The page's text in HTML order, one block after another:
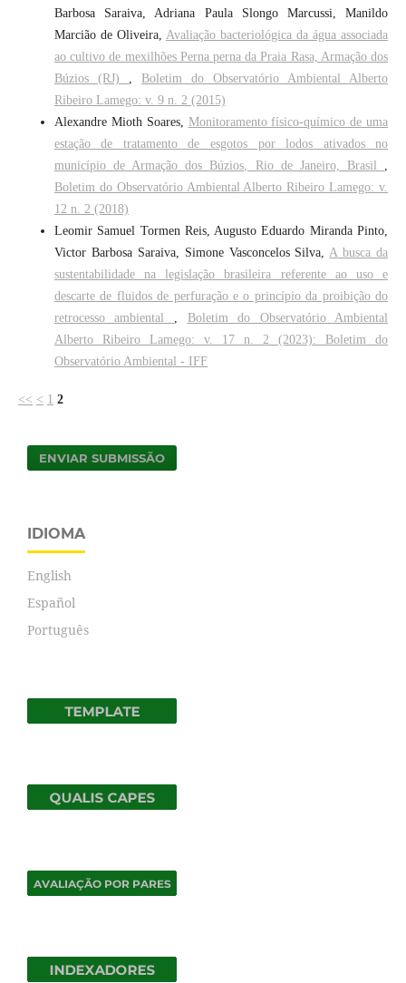
Barbosa Saraiva, Adriana Paula Slongo Marcussi, Manildo
Marcião de Oliveira, Avaliação bacteriológica da água associada
ao cultivo de mexilhões Perna perna da Praia Rasa, Armação dos
Búzios (RJ) , Boletim do Observatório Ambiental Alberto
Ribeiro Lamego: v. 9 n. 2 (2015)
Alexandre Mioth Soares, Monitoramento físico-químico de uma
estação de tratamento de esgotos por lodos ativados no
município de Armação dos Búzios, Rio de Janeiro, Brasil ,
Boletim do Observatório Ambiental Alberto Ribeiro Lamego: v.
12 n. 2 (2018)
Leomir Samuel Tormen Reis, Augusto Eduardo Miranda Pinto,
Victor Barbosa Saraiva, Simone Vasconcelos Silva,A busca da
sustentabilidade na legislação brasileira referente ao uso e
descarte de fluidos de perfuração e o princípio da proibição do
retrocesso ambiental , Boletim do Observatório Ambiental
Alberto Ribeiro Lamego: v. 17 n. 2 (2023): Boletim do
Observatório Ambiental - IFF
<< < 1 2
ENVIAR SUBMISSÃO
IDIOMA
English
Español
Português